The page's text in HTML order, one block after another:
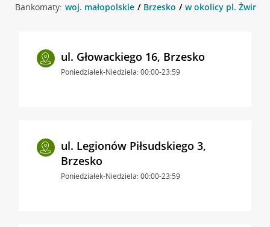
Bankomaty: woj. małopolskie Brzesko w okolicy pl. Żwirki i
ul. Głowackiego 16, Brzesko
Poniedziałek-Niedziela: 00:00-23:59
ul. Legionów Piłsudskiego 3,
Brzesko
Poniedziałek-Niedziela: 00:00-23:59